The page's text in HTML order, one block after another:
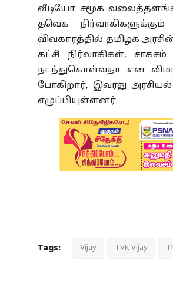
வீடியோ சமூக
தவெக
விவகாரத்தில் தமிழக
கட்சி நிர்வாகிகள்,
நடந்துகொள்வதா என
போகிறார், இவரது
எழுப்பியுள்ளனர்.
Tags: Vijay TVK Vijay